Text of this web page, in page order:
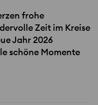
frohe
Zeit im Kreise
Jahr 2026
schöne Momente